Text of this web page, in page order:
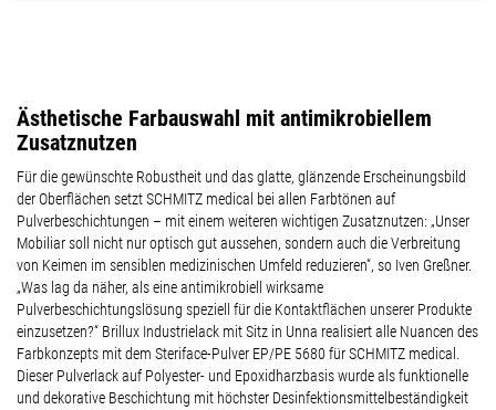
Ästhetische Farbauswahl mit antimikrobiellem
Zusatznutzen
Für die gewünschte Robustheit und das glatte, glänzende Erscheinungsbild
der Oberflächen setzt SCHMITZ medical bei allen Farbtönen auf
Pulverbeschichtungen – mit einem weiteren wichtigen Zusatznutzen: „Unser
Mobiliar soll nicht nur optisch gut aussehen, sondern auch die Verbreitung
von Keimen im sensiblen medizinischen Umfeld reduzieren“, so Iven Greßner.
„Was lag da näher, als eine antimikrobiell wirksame
Pulverbeschichtungslösung speziell für die Kontaktflächen unserer Produkte
einzusetzen?“ Brillux Industrielack mit Sitz in Unna realisiert alle Nuancen des
Farbkonzepts mit dem Steriface-Pulver EP/PE 5680 für SCHMITZ medical.
Dieser Pulverlack auf Polyester- und Epoxidharzbasis wurde als funktionelle
und dekorative Beschichtung mit höchster Desinfektionsmittelbeständigkeit